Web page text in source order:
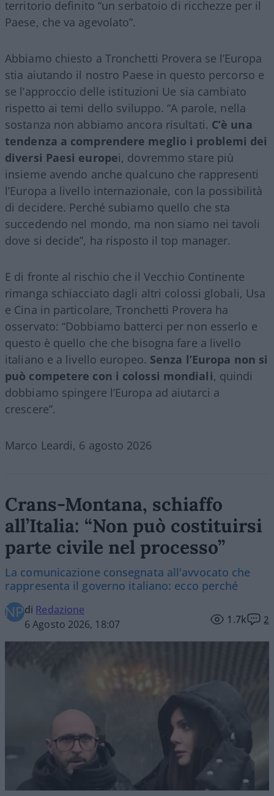
territorio definito “un serbatoio di ricchezze per il
Paese, che va agevolato”.
Abbiamo chiesto a Tronchetti Provera se l’Europa
stia aiutando il nostro Paese in questo percorso e
se l’approccio delle istituzioni Ue sia cambiato
rispetto ai temi dello sviluppo. “A parole, nella
sostanza non abbiamo ancora risultati. C’è una
tendenza a comprendere meglio i problemi dei
diversi Paesi europei, dovremmo stare più
insieme avendo anche qualcuno che rappresenti
l’Europa a livello internazionale, con la possibilità
di decidere. Perché subiamo quello che sta
succedendo nel mondo, ma non siamo nei tavoli
dove si decide”, ha risposto il top manager.
E di fronte al rischio che il Vecchio Continente
rimanga schiacciato dagli altri colossi globali, Usa
e Cina in particolare, Tronchetti Provera ha
osservato: “Dobbiamo batterci per non esserlo e
questo è quello che che bisogna fare a livello
italiano e a livello europeo. Senza l’Europa non si
può competere con i colossi mondiali, quindi
dobbiamo spingere l’Europa ad aiutarci a
crescere”.
Marco Leardi, 6 agosto 2026
Crans-Montana, schiaffo
all’Italia: “Non può costituirsi
parte civile nel processo”
La comunicazione consegnata all'avvocato che
rappresenta il governo italiano: ecco perché
di Redazione
6 Agosto 2026, 18:07
1.7k 2